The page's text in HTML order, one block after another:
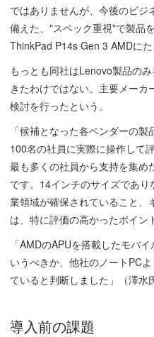
ではありませんが、今後のビジ
備えた、"スペック重視"で製品
ThinkPad P14s Gen 3 AMDにた
もっとも同社はLenovo製品の
きたわけではない。主要メー
検討を行ったという。
「候補となった各ベンダーの
100名の社員に実際に操作して
最も多くの社員から支持を集
です。14インチのサイズであ
業領域が確保されていること、
は、特に評価の高かったポイン
「AMDのAPUを搭載したモバ
いうべきか、他社のノートPC
ていると判断しました」（澤水
導入前の課題